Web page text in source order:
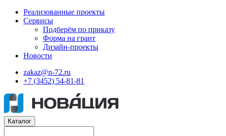
Реализованные проекты
Сервисы
Подберём по приказу
Форма на грант
Дизайн-проекты
Новости
zakaz@n-72.ru
+7 (3452) 54-81-81
Каталог